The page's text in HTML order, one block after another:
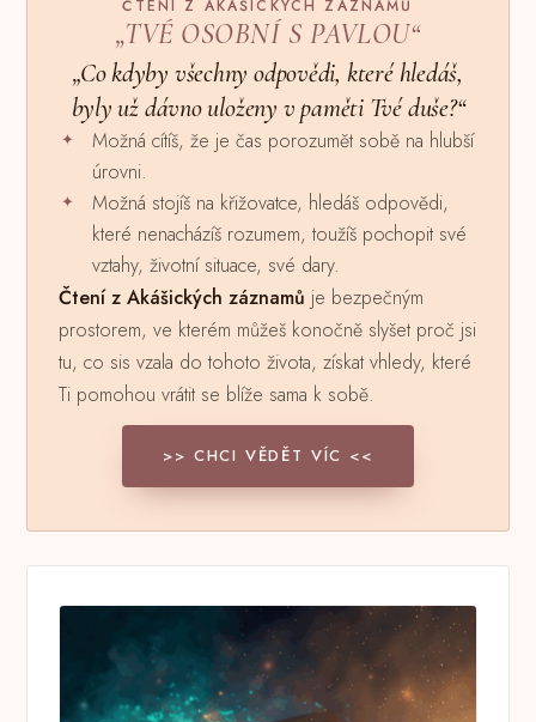
ČTENÍ Z AKÁŠICKÝCH ZÁZNAMŮ
„TVÉ OSOBNÍ S PAVLOU“
„Co kdyby všechny odpovědi, které hledáš,
byly už dávno uloženy v paměti Tvé duše?“
Možná cítíš, že je čas porozumět sobě na hlubší
úrovni.
Možná stojíš na křižovatce, hledáš odpovědi,
které nenacházíš rozumem, toužíš pochopit své
vztahy, životní situace, své dary.
Čtení z Akášických záznamů je bezpečným
prostorem, ve kterém můžeš konočně slyšet proč jsi
tu, co sis vzala do tohoto života, získat vhledy, které
Ti pomohou vrátit se blíže sama k sobě.
>> CHCI VĚDĚT VÍC <<